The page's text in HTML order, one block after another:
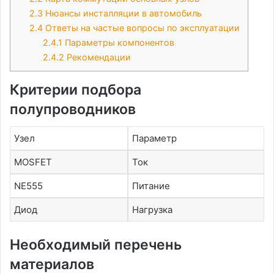
2.3 Нюансы инсталляции в автомобиль
2.4 Ответы на частые вопросы по эксплуатации
2.4.1 Параметры компонентов
2.4.2 Рекомендации
Критерии подбора
полупроводников
Узел Параметр
MOSFET Ток
NE555 Питание
Диод Нагрузка
Необходимый перечень
материалов